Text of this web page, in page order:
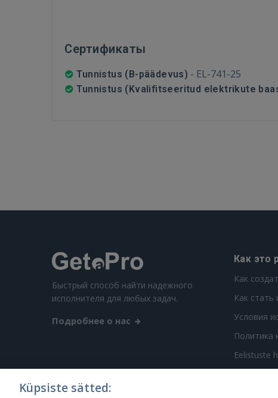
Сертификаты
Tunnistus (B-päädevus) - EL-741-25
Tunnistus (Kvalifitseeritud elektrikute
Быстрый способ найти надежного
исполнителя для любых задач.
Подробнее о нас
Как это
Как
Как стать
Условия
Политика
Eelistuste
Küpsiste sätted: